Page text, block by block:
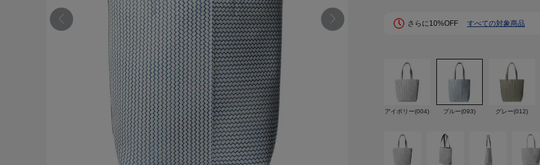
さらに10%OFF すべての対象商品
アイボリー(004) ブルー(093) グレー(012)